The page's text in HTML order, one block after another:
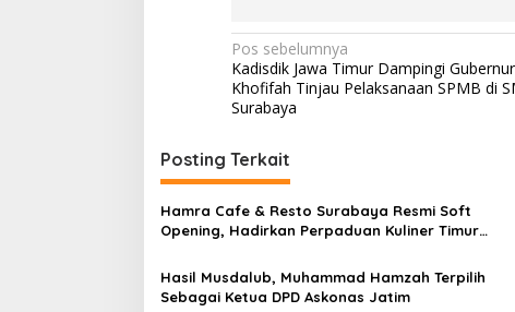
N
a
v
i
g
a
s
i
p
Pos sebelumnya
Kadisdik Jawa Timur Dampingi Gubernur
Khofifah Tinjau Pelaksanaan SPMB di
Surabaya
Posting Terkait
Hamra Cafe & Resto Surabaya Resmi Soft
Opening, Hadirkan Perpaduan Kuliner Timur
Hasil Musdalub, Muhammad Hamzah Terpilih
Sebagai Ketua DPD Askonas Jatim